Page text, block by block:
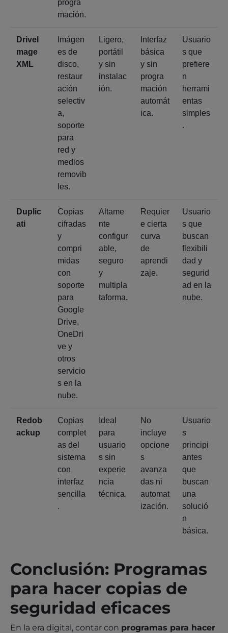
progra
mación.
DriveI
mage
XML
Imágen
es de
disco,
restaur
ación
selectiv
a,
soporte
para
red y
medios
removib
les.
Ligero,
portátil
y sin
instalac
ión.
Interfaz
básica
y sin
progra
mación
automát
ica.
Usuario
s que
prefiere
n
herrami
entas
simples
.
Duplic
ati
Copias
cifradas
y
compri
midas
con
soporte
para
Google
Drive,
OneDri
ve y
otros
servicio
s en la
nube.
Altame
nte
configur
able,
seguro
y
multipla
taforma.
Requier
e cierta
curva
de
aprendi
zaje.
Usuario
s que
buscan
flexibili
dad y
segurid
ad en la
nube.
Redob
ackup
Copias
complet
as del
sistema
con
interfaz
sencilla
.
Ideal
para
usuario
s sin
experie
ncia
técnica.
No
incluye
opcione
s
avanza
das ni
automat
ización.
Usuario
s
principi
antes
que
buscan
una
solució
n
básica.
Conclusión: Programas
para hacer copias de
seguridad eficaces
En la era digital, contar con programas para hacer